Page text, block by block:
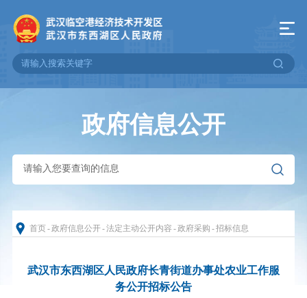
政府信息公开
首页-政府信息公开-法定主动公开内容 -政府采购 -招标信息
武汉市东西湖区人民政府长青街道办事处农业工作服
务公开招标公告